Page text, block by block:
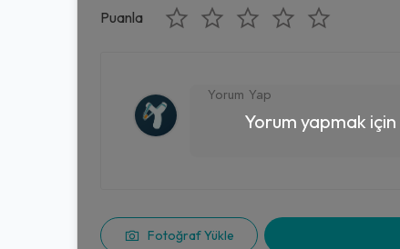
Puanla
Fotoğraf Yükle
Yorum yapmak için